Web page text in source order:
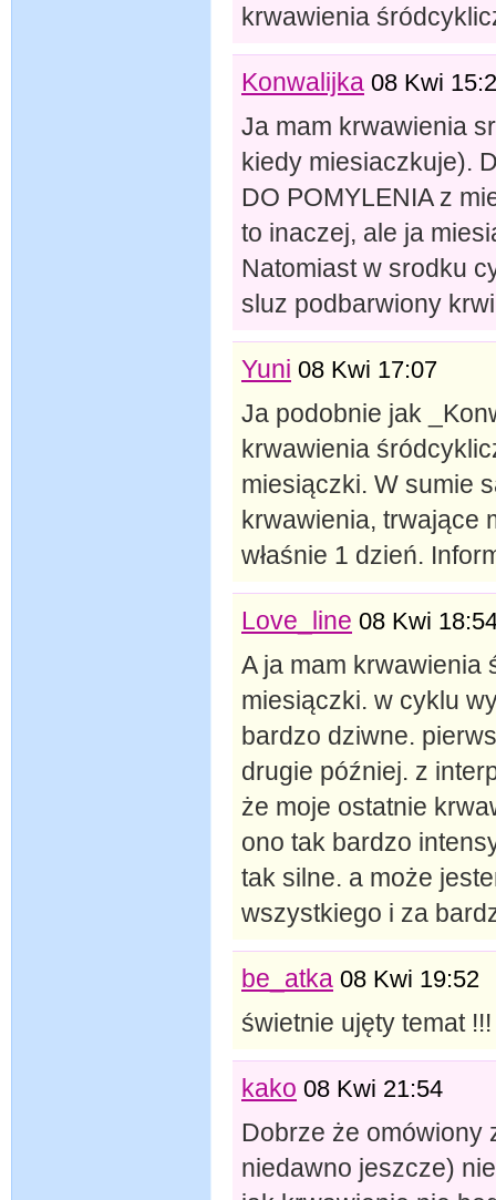
krwawienia
Konwalijka 08 Kwi
Ja mam krwawienia
kiedy miesiaczkuje).
DO POMYLENIA z
to inaczej, ale ja
Natomiast w srodku
sluz podbarwiony
Yuni 08 Kwi 17:07
Ja podobnie jak
krwawienia
miesiączki. W sumie
krwawienia, trwające
właśnie 1 dzień.
Love_line 08 Kwi
A ja mam krwawienia
miesiączki. w cyklu
bardzo dziwne.
drugie później. z
że moje ostatnie
ono tak bardzo
tak silne. a może
wszystkiego i za
be_atka 08 Kwi 19:52
świetnie ujęty temat
kako 08 Kwi 21:54
Dobrze że omówiony
niedawno jeszcze)